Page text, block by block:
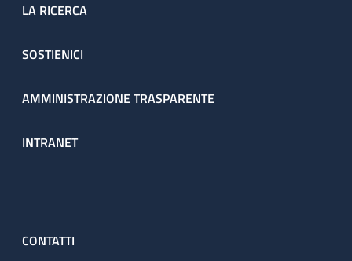
LA RICERCA
SOSTIENICI
AMMINISTRAZIONE TRASPARENTE
INTRANET
CONTATTI